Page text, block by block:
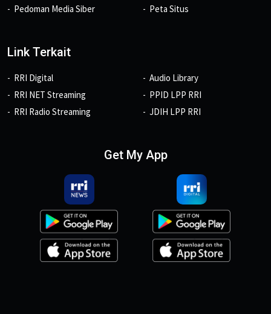
Pedoman Media Siber
Peta Situs
Link Terkait
RRI Digital
RRI NET Streaming
RRI Radio Streaming
Audio Library
PPID LPP RRI
JDIH LPP RRI
Get My App